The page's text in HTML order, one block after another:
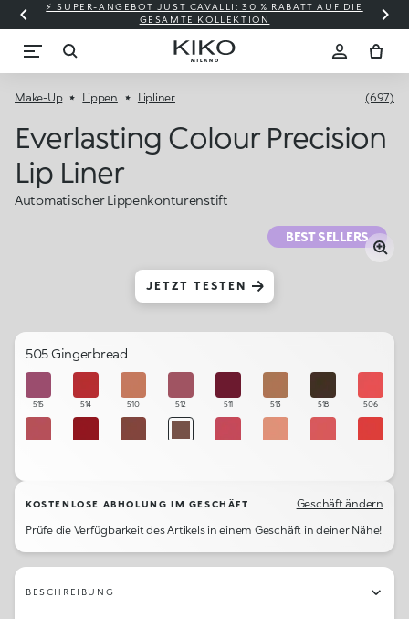
⚡ SUPER-ANGEBOT JUST CAVALLI: 30 % RABATT AUF DIE
GESAMTE KOLLEKTION
Make-Up Lippen Lipliner (697)
Everlasting Colour Precision
Lip Liner
Automatischer Lippenkonturenstift
BEST SELLERS
JETZT TESTEN
505 Gingerbread
515 514 510 512 511 513 518 506
KOSTENLOSE ABHOLUNG IM GESCHÄFT
Geschäft ändern
Prüfe die Verfügbarkeit des Artikels in einem Geschäft in deiner Nähe!
BESCHREIBUNG